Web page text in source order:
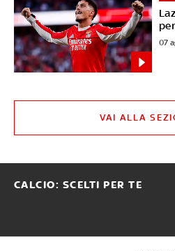
07
VAI ALLA
CALCIO: SCELTI PER TE